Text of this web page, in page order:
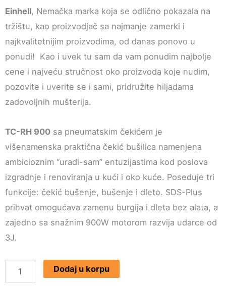
Einhell, Nemačka marka koja se odlično pokazala na
tržištu, kao proizvodjač sa najmanje zamerki i
najkvalitetnijim proizvodima, od danas ponovo u
ponudi! Kao i uvek tu sam da vam ponudim najbolje
cene i najveću stručnost oko proizvoda koje nudim,
pozovite i uverite se i sami, pridružite hiljadama
zadovoljnih mušterija.
TC-RH 900 sa pneumatskim čekićem je
višenamenska praktična čekić bušilica namenjena
ambicioznim “uradi-sam” entuzijastima kod poslova
izgradnje i renoviranja u kući i oko kuće. Poseduje tri
funkcije: čekić bušenje, bušenje i dleto. SDS-Plus
prihvat omogućava zamenu burgija i dleta bez alata, a
zajedno sa snažnim 900W motorom razvija udarce od
3J.
Einhell
Čekić
Dodaj u korpu